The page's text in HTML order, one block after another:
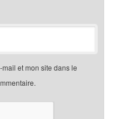
et mon site dans le